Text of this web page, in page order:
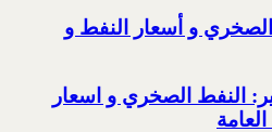
و أسعار النفط و
النفط الصخري و اسعار